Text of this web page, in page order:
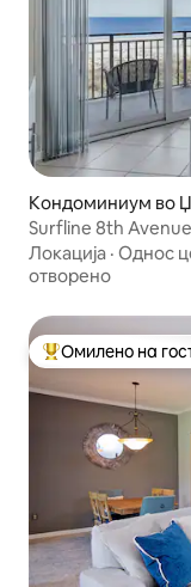
Кондоминиум во
Surfline 8th
Локација · Однос
отворено
МеѓуОмилено на